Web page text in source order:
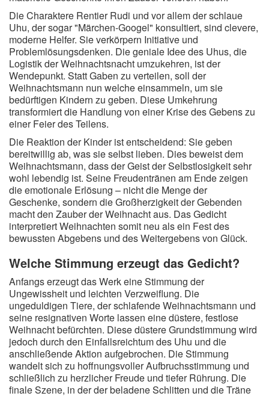
Die Charaktere Rentier Rudi und vor allem der schlaue
Uhu, der sogar "Märchen-Googel" konsultiert, sind clevere,
moderne Helfer. Sie verkörpern Initiative und
Problemlösungsdenken. Die geniale Idee des Uhus, die
Logistik der Weihnachtsnacht umzukehren, ist der
Wendepunkt. Statt Gaben zu verteilen, soll der
Weihnachtsmann nun welche einsammeln, um sie
bedürftigen Kindern zu geben. Diese Umkehrung
transformiert die Handlung von einer Krise des Gebens zu
einer Feier des Teilens.
Die Reaktion der Kinder ist entscheidend: Sie geben
bereitwillig ab, was sie selbst lieben. Dies beweist dem
Weihnachtsmann, dass der Geist der Selbstlosigkeit sehr
wohl lebendig ist. Seine Freudentränen am Ende zeigen
die emotionale Erlösung – nicht die Menge der
Geschenke, sondern die Großherzigkeit der Gebenden
macht den Zauber der Weihnacht aus. Das Gedicht
interpretiert Weihnachten somit neu als ein Fest des
bewussten Abgebens und des Weitergebens von Glück.
Welche Stimmung erzeugt das Gedicht?
Anfangs erzeugt das Werk eine Stimmung der
Ungewissheit und leichten Verzweiflung. Die
ungeduldigen Tiere, der schlafende Weihnachtsmann und
seine resignativen Worte lassen eine düstere, festlose
Weihnacht befürchten. Diese düstere Grundstimmung wird
jedoch durch den Einfallsreichtum des Uhu und die
anschließende Aktion aufgebrochen. Die Stimmung
wandelt sich zu hoffnungsvoller Aufbruchsstimmung und
schließlich zu herzlicher Freude und tiefer Rührung. Die
finale Szene, in der der beladene Schlitten und die Träne